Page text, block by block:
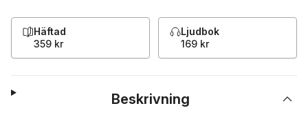
Häftad
359 kr
Ljudbok
169 kr
Beskrivning